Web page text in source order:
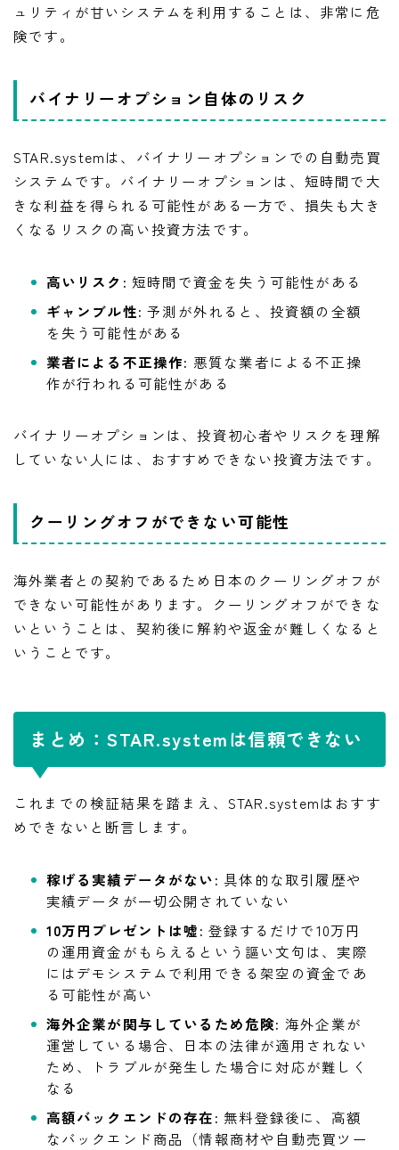
ュリティが甘いシステムを利用することは、非常に危
険です。
バイナリーオプション自体のリスク
STAR.systemは、バイナリーオプションでの自動売買
システムです。バイナリーオプションは、短時間で大
きな利益を得られる可能性がある一方で、損失も大き
くなるリスクの高い投資方法です。
高いリスク: 短時間で資金を失う可能性がある
ギャンブル性: 予測が外れると、投資額の全額
を失う可能性がある
業者による不正操作: 悪質な業者による不正操
作が行われる可能性がある
バイナリーオプションは、投資初心者やリスクを理解
していない人には、おすすめできない投資方法です。
クーリングオフができない可能性
海外業者との契約であるため日本のクーリングオフが
できない可能性があります。クーリングオフができな
いということは、契約後に解約や返金が難しくなると
いうことです。
まとめ：STAR.systemは信頼できない
これまでの検証結果を踏まえ、STAR.systemはおすす
めできないと断言します。
稼げる実績データがない: 具体的な取引履歴や
実績データが一切公開されていない
10万円プレゼントは嘘: 登録するだけで10万円
の運用資金がもらえるという謳い文句は、実際
にはデモシステムで利用できる架空の資金であ
る可能性が高い
海外企業が関与しているため危険: 海外企業が
運営している場合、日本の法律が適用されない
ため、トラブルが発生した場合に対応が難しく
なる
高額バックエンドの存在: 無料登録後に、高額
なバックエンド商品（情報商材や自動売買ツー
LINE追加して副業の相談をする
副業の専門家みさきと友達になる